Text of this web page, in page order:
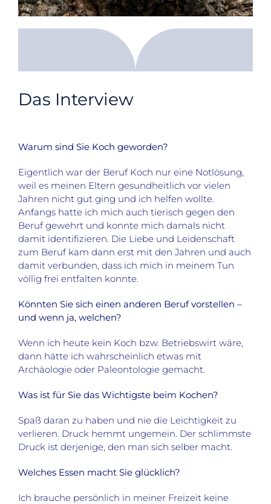
Das Interview
Warum sind Sie Koch geworden?
Eigentlich war der Beruf Koch nur eine Notlösung,
weil es meinen Eltern gesundheitlich vor vielen
Jahren nicht gut ging und ich helfen wollte.
Anfangs hatte ich mich auch tierisch gegen den
Beruf gewehrt und konnte mich damals nicht
damit identifizieren. Die Liebe und Leidenschaft
zum Beruf kam dann erst mit den Jahren und auch
damit verbunden, dass ich mich in meinem Tun
völlig frei entfalten konnte.
Könnten Sie sich einen anderen Beruf vorstellen –
und wenn ja, welchen?
Wenn ich heute kein Koch bzw. Betriebswirt wäre,
dann hätte ich wahrscheinlich etwas mit
Archäologie oder Paleontologie gemacht.
Was ist für Sie das Wichtigste beim Kochen?
Spaß daran zu haben und nie die Leichtigkeit zu
verlieren. Druck hemmt ungemein. Der schlimmste
Druck ist derjenige, den man sich selber macht.
Welches Essen macht Sie glücklich?
Ich brauche persönlich in meiner Freizeit keine